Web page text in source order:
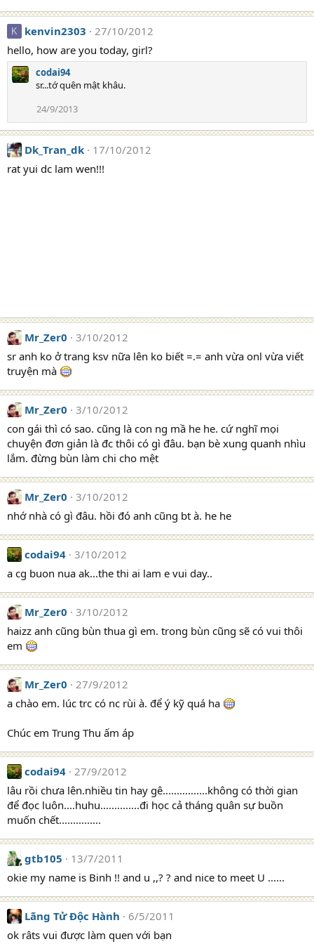
K kenvin2303
27/10/2012
hello, how are you today, girl?
codai94
sr...tớ quên mật khâu.
24/9/2013
Dk_Tran_dk
17/10/2012
rat yui dc lam wen!!!
Mr_Zer0
3/10/2012
sr anh ko ở trang ksv nữa lên ko biết =.= anh vừa onl vừa viết
truyện mà
Mr_Zer0
3/10/2012
con gái thì có sao. cũng là con ng mầ he he. cứ nghĩ mọi
chuyện đơn giản là đc thôi có gì đâu. bạn bè xung quanh nhìu
lắm. đừng bùn làm chi cho mệt
Mr_Zer0
3/10/2012
nhớ nhà có gì đâu. hồi đó anh cũng bt à. he he
codai94 3/10/2012
a cg buon nua ak...the thi ai lam e vui day..
Mr_Zer0
3/10/2012
haizz anh cũng bùn thua gì em. trong bùn cũng sẽ có vui thôi
em
Mr_Zer0
27/9/2012
a chào em. lúc trc có nc rùi à. để ý kỹ quá ha
Chúc em Trung Thu ấm áp
codai94 27/9/2012
lâu rồi chưa lên.nhiều tin hay gê................không có thời gian
để đọc luôn....huhu..............đi học cả tháng quân sự buồn
muốn chết...............
gtb105
13/7/2011
okie my name is Binh !! and u ,,? ? and nice to meet U ......
Lãng Tử Độc Hành
6/5/2011
ok râts vui được làm quen với bạn